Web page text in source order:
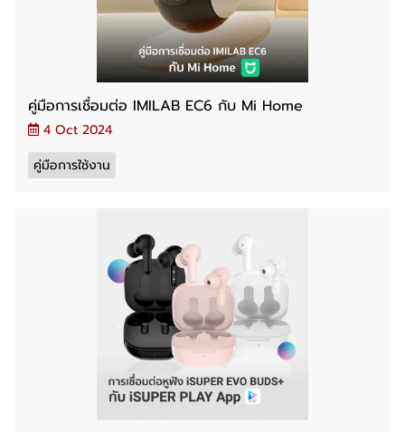
คู่มือการเชื่อมต่อ IMILAB EC6 กับ Mi Home
4 Oct 2024
คู่มือการใช้งาน